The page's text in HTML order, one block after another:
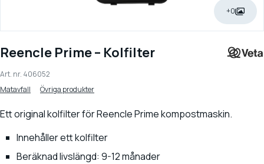
+0
Reencle Prime – Kolfilter
Art. nr. 406052
Matavfall
Övriga produkter
Ett original kolfilter för Reencle Prime kompostmaskin.
Innehåller ett kolfilter
Beräknad livslängd: 9-12 månader